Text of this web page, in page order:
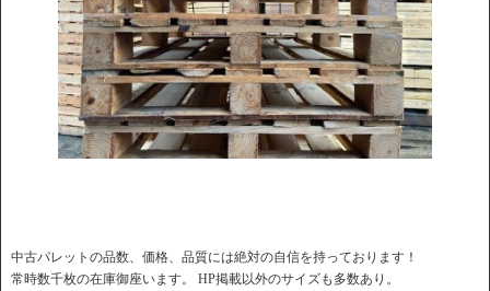
中古パレットの品数、価格、品質には絶対の自信を持っております！
常時数千枚の在庫御座います。 HP掲載以外のサイズも多数あり。